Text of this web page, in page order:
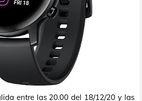
entre las 20.00 del 18/12/20 y las